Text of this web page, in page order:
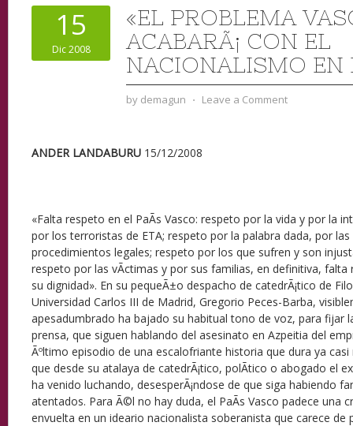
15
Dic 2008
«EL PROBLEMA
ACABARÃ¡ CON EL
NACIONALISMO EN
by demagun ⋅ Leave a Comment
ANDER LANDABURU 15/12/2008
«Falta respeto en el PaÃ­s Vasco: respeto por la vida y por la
por los terroristas de ETA; respeto por la palabra dada, por
procedimientos legales; respeto por los que sufren y son
respeto por las vÃ­ctimas y por sus familias, en definitiva,
su dignidad». En su pequeÃ±o despacho de catedrÃ¡tico de
Universidad Carlos III de Madrid, Gregorio Peces-Barba,
apesadumbrado ha bajado su habitual tono de voz, para fijar
prensa, que siguen hablando del asesinato en Azpeitia del
Ãºltimo episodio de una escalofriante historia que dura ya
que desde su atalaya de catedrÃ¡tico, polÃ­tico o abogado el
ha venido luchando, desesperÃ¡ndose de que siga habiendo
atentados. Para Ã©l no hay duda, el PaÃ­s Vasco padece una
envuelta en un ideario nacionalista soberanista que carece de